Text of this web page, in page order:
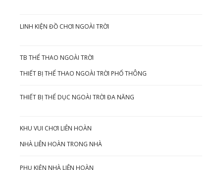
LINH KIỆN ĐỒ CHƠI NGOÀI TRỜI
TB THỂ THAO NGOÀI TRỜI
THIẾT BỊ THỂ THAO NGOÀI TRỜI PHỔ THÔNG
THIẾT BỊ THỂ DỤC NGOÀI TRỜI ĐA NĂNG
KHU VUI CHƠI LIÊN HOÀN
NHÀ LIÊN HOÀN TRONG NHÀ
PHỤ KIỆN NHÀ LIÊN HOÀN